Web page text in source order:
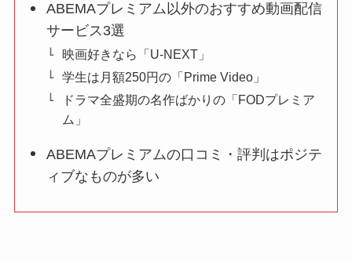
ABEMAプレミアム以外のおすすめ動画配信
サービス3選
映画好きなら「U-NEXT」
学生は月額250円の「Prime Video」
ドラマ全盛期の名作ばかりの「FODプレミア
ム」
ABEMAプレミアムの口コミ・評判はポジテ
ィブなものが多い